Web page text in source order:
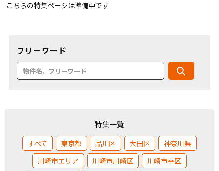
こちらの特集ページは準備中です
フリーワード
特集一覧
すべて 東京都 品川区 大田区
神奈川県
川崎市エリア
川崎市川崎区
川崎市幸区